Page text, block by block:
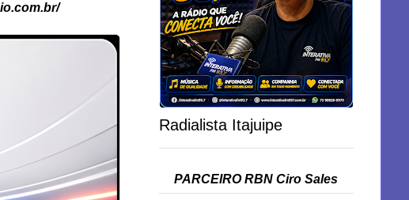
Radialista Itajuipe
PARCEIRO RBN Ciro Sales